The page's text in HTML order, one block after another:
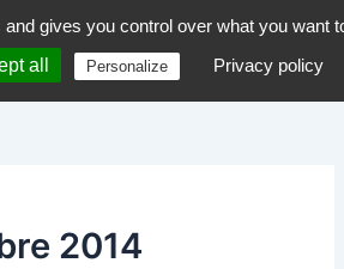
2014
gives you control over what you want
all Personalize Privacy policy